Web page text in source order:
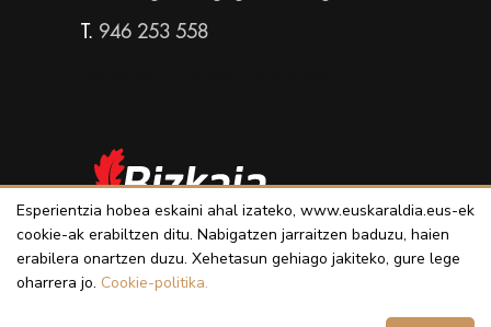
T. 946 253 558
Esperientzia hobea eskaini ahal izateko, www.euskaraldia.eus-ek
cookie-ak erabiltzen ditu. Nabigatzen jarraitzen baduzu, haien
erabilera onartzen duzu. Xehetasun gehiago jakiteko, gure lege
oharrera jo. Cookie-politika.